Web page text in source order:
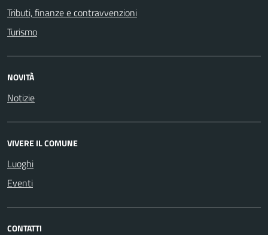
Tributi, finanze e contravvenzioni
Turismo
NOVITÀ
Notizie
VIVERE IL COMUNE
Luoghi
Eventi
CONTATTI